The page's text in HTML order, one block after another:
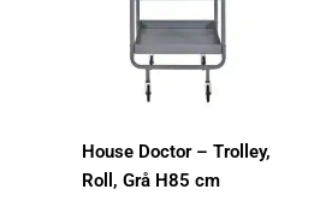
House Doctor – Trolley,
Roll, Grå H85 cm